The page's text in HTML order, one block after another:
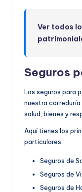
Ver todos
Seguros
Los seguros para
nuestra
salud, bienes y
Aquí tienes los
particulares:
Seguros de
Seguros de
Seguros de